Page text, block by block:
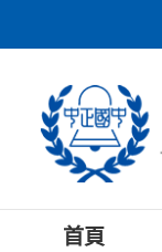
至
區
首頁